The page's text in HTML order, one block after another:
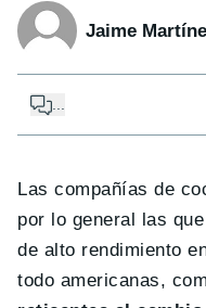
Jaime
...
Las compañías de
por lo general las
de alto rendimiento
todo americanas,